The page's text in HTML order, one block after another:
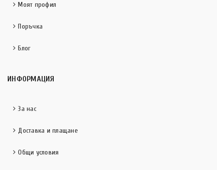
Моят профил
Поръчка
Блог
ИНФОРМАЦИЯ
За нас
Доставка и плащане
Общи условия